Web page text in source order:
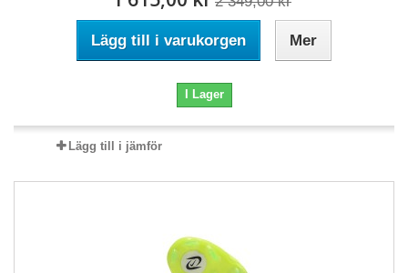
Lägg till i varukorgen Mer
I Lager
Lägg till i jämför